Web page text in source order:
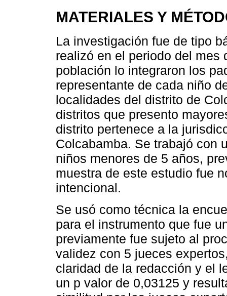
MATERIALES Y
La investigación fue de tipo
realizó en el periodo del mes
población lo integraron los
representante de cada niño
localidades del distrito de
distritos que presento
distrito pertenece a la
Colcabamba. Se trabajó con
niños menores de 5 años,
muestra de este estudio fue
intencional.
Se usó como técnica la
para el instrumento que fue
previamente fue sujeto al
validez con 5 jueces
claridad de la redacción y el
un p valor de 0,03125 y